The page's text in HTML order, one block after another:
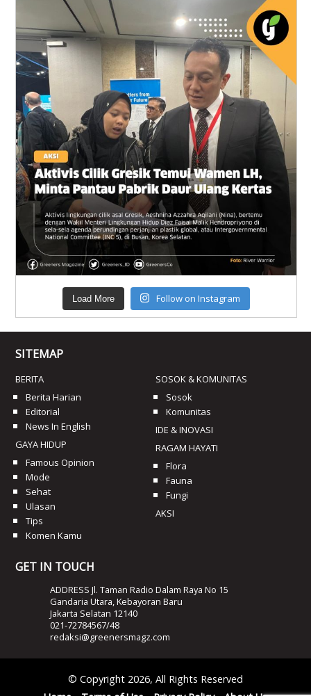
Load More Follow on Instagram
SITEMAP
BERITA
Berita Harian
Editorial
News In English
GAYA HIDUP
Famous Opinion
Mode
Sehat
Ulasan
Tips
Komen Kamu
SOSOK & KOMUNITAS
Sosok
Komunitas
IDE & INOVASI
RAGAM HAYATI
Flora
Fauna
Fungi
AKSI
GET IN TOUCH
ADDRESS Jl. Taman Radio Dalam Raya No 15
Gandaria Utara, Kebayoran Baru
Jakarta Selatan 12140
021-72784567/48
redaksi@greenersmagz.com
© Copyright 2026, All Rights Reserved